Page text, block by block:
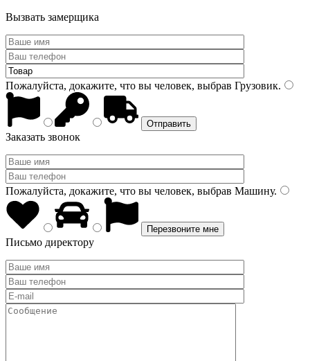
Вызвать замерщика
Пожалуйста, докажите, что вы человек, выбрав Грузовик.
Заказать звонок
Пожалуйста, докажите, что вы человек, выбрав Машину.
Письмо директору